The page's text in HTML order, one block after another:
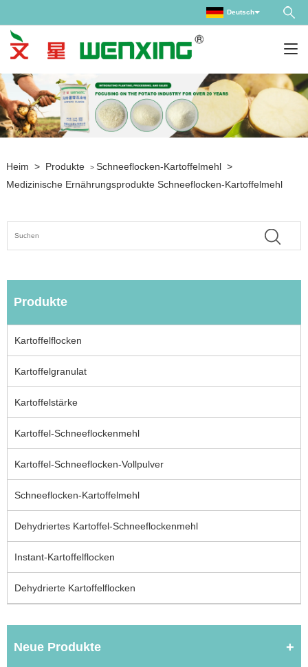
Deutsch
Heim > Produkte > Schneeflocken-Kartoffelmehl >
Medizinische Ernährungsprodukte Schneeflocken-Kartoffelmehl
Produkte
Kartoffelflocken
Kartoffelgranulat
Kartoffelstärke
Kartoffel-Schneeflockenmehl
Kartoffel-Schneeflocken-Vollpulver
Schneeflocken-Kartoffelmehl
Dehydriertes Kartoffel-Schneeflockenmehl
Instant-Kartoffelflocken
Dehydrierte Kartoffelflocken
Neue Produkte